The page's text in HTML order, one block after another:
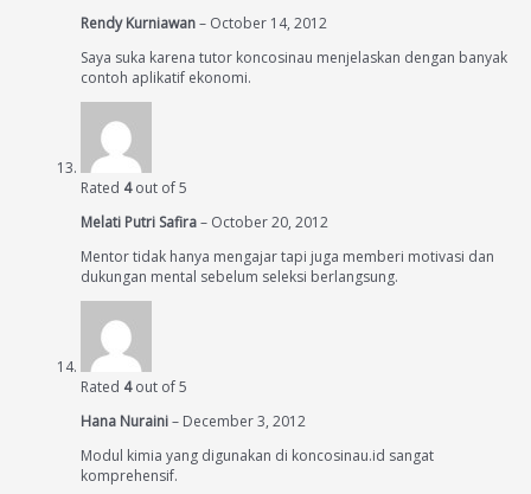
Rendy Kurniawan– October 14, 2012
Saya suka karena tutor koncosinau menjelaskan dengan banyak
contoh aplikatif ekonomi.
Rated 4out of 5
Melati Putri Safira– October 20, 2012
Mentor tidak hanya mengajar tapi juga memberi motivasi dan
dukungan mental sebelum seleksi berlangsung.
Rated 4out of 5
Hana Nuraini– December 3, 2012
Modul kimia yang digunakan di koncosinau.id sangat
komprehensif.